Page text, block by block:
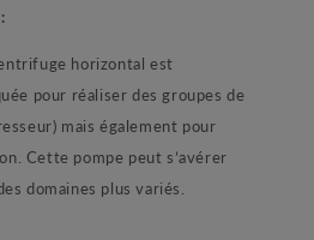
horizontal est
pour réaliser des groupes de
mais également pour
Cette pompe peut s’avérer
domaines plus variés.